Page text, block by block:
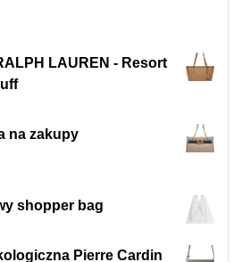
LAUREN - Resort
na zakupy
shopper bag
Pierre Cardin